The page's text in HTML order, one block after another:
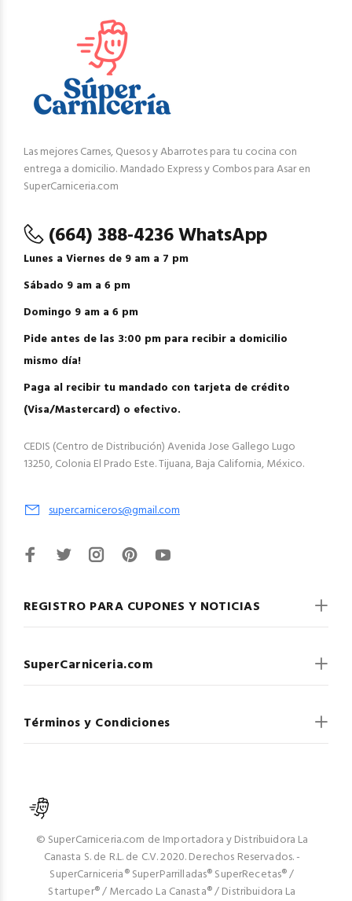
Las mejores Carnes, Quesos y Abarrotes para tu cocina con
entrega a domicilio. Mandado Express y Combos para Asar en
SuperCarniceria.com
(664) 388-4236 WhatsApp
Lunes a Viernes de 9 am a 7 pm
Sábado 9 am a 6 pm
Domingo 9 am a 6 pm
Pide antes de las 3:00 pm para recibir a domicilio
mismo día!
Paga al recibir tu mandado con tarjeta de crédito
(Visa/Mastercard) o efectivo.
CEDIS (Centro de Distribución) Avenida Jose Gallego Lugo
13250, Colonia El Prado Este. Tijuana, Baja California, México.
supercarniceros@gmail.com
REGISTRO PARA CUPONES Y NOTICIAS
SuperCarniceria.com
Términos y Condiciones
© SuperCarniceria.com de Importadora y Distribuidora La
Canasta S. de R.L. de C.V. 2020. Derechos Reservados. -
SuperCarniceria® SuperParrilladas® SuperRecetas® /
Startuper® / Mercado La Canasta® / Distribuidora La